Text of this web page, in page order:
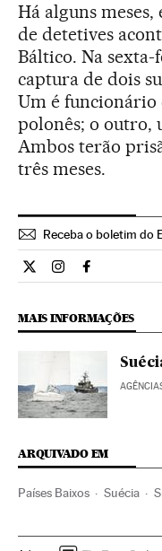
Há alguns
de detetives
Báltico. Na
captura de dois
Um é funcionário
polonês; o outro,
Ambos terão
três meses.
Receba o boletim do
Internacional El País
Internacional El
MAIS INFORMAÇÕES
ARQUIVADO EM
Países Baixos Suécia